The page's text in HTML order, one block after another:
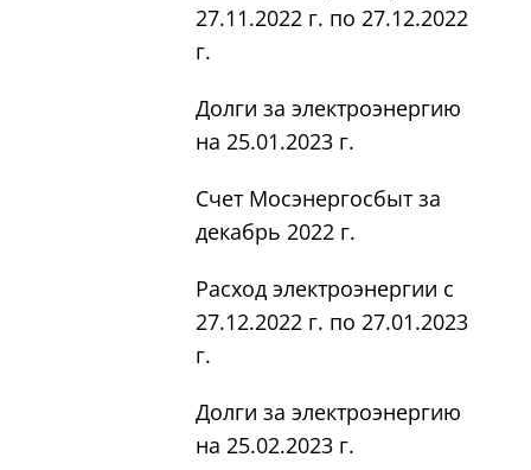
27.11.2022 г. по 27.12.2022
г.
Долги за электроэнергию
на 25.01.2023 г.
Счет Мосэнергосбыт за
декабрь 2022 г.
Расход электроэнергии с
27.12.2022 г. по 27.01.2023
г.
Долги за электроэнергию
на 25.02.2023 г.